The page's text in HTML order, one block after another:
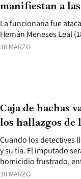
30 MARZO
La funcionaria fue
Hernán Meneses Leal
manifiestan a
30 MARZO
Cuando los detectives
y su tía. El imputado
homicidio frustrado,
Caja de hachas
los hallazgos de